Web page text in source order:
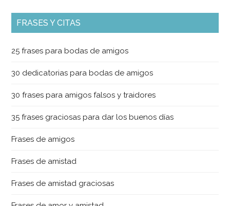
FRASES Y CITAS
25 frases para bodas de amigos
30 dedicatorias para bodas de amigos
30 frases para amigos falsos y traidores
35 frases graciosas para dar los buenos días
Frases de amigos
Frases de amistad
Frases de amistad graciosas